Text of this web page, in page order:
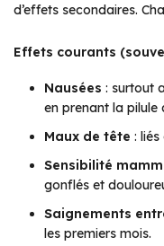
d’effets secondaires.
Effets courants
Nausées : surtout
en prenant la pilule
Maux de tête :
Sensibilité
gonflés et
Saignements
les premiers mois.